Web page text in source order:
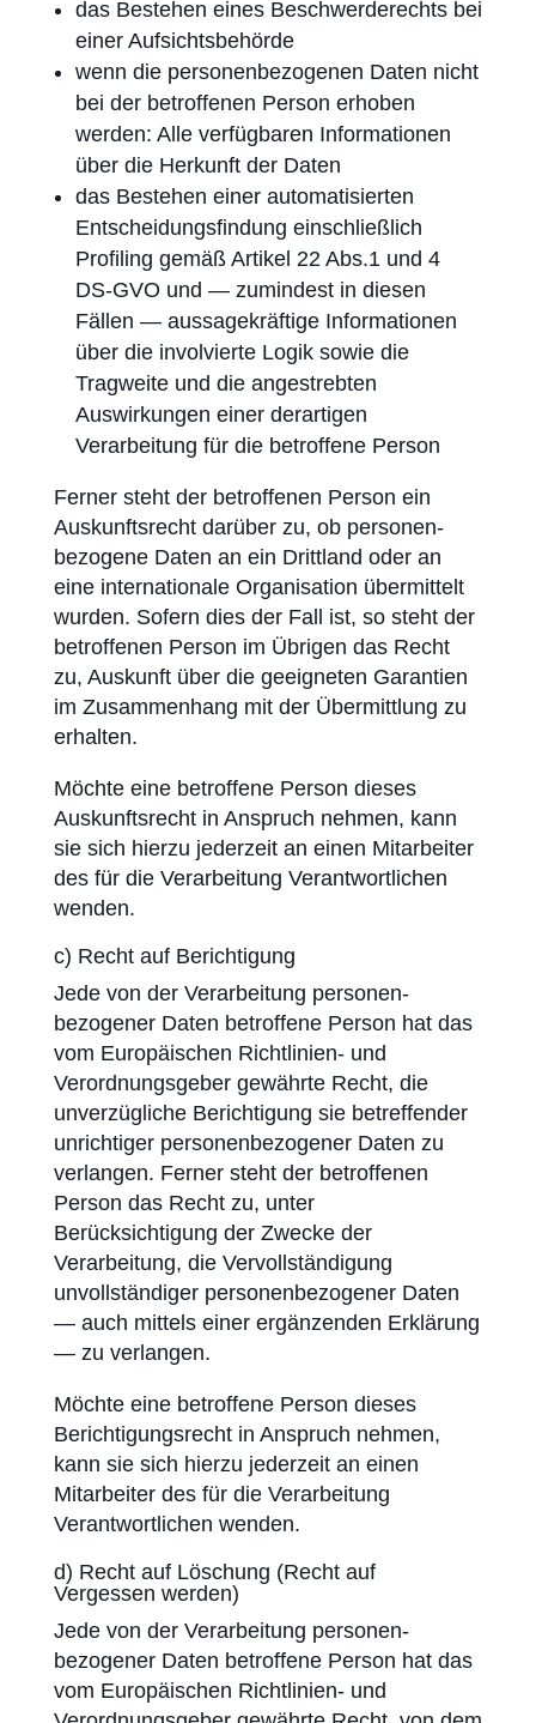
das Bestehen eines Beschwerderechts bei
einer Aufsichtsbehörde
wenn die personenbezogenen Daten nicht
bei der betroffenen Person erhoben
werden: Alle verfügbaren Informationen
über die Herkunft der Daten
das Bestehen einer automatisierten
Entscheidungs­findung einschließlich
Profiling gemäß Artikel 22 Abs.1 und 4
DS-GVO und — zumindest in diesen
Fällen — aussage­kräftige Informationen
über die involvierte Logik sowie die
Tragweite und die angestrebten
Auswirkungen einer derartigen
Verarbeitung für die betroffene Person
Ferner steht der betroffenen Person ein
Auskunftsrecht darüber zu, ob personen­
bezogene Daten an ein Drittland oder an
eine internationale Organisation übermittelt
wurden. Sofern dies der Fall ist, so steht der
betroffenen Person im Übrigen das Recht
zu, Auskunft über die geeigneten Garantien
im Zusammenhang mit der Übermittlung zu
erhalten.
Möchte eine betroffene Person dieses
Auskunftsrecht in Anspruch nehmen, kann
sie sich hierzu jederzeit an einen Mitarbeiter
des für die Verarbeitung Verantwortlichen
wenden.
c) Recht auf Berichtigung
Jede von der Verarbeitung personen­
bezogener Daten betroffene Person hat das
vom Europäischen Richtlinien- und
Verordnungs­geber gewährte Recht, die
unverzügliche Berichtigung sie betreffender
unrichtiger personen­bezogener Daten zu
verlangen. Ferner steht der betroffenen
Person das Recht zu, unter
Berücksichtigung der Zwecke der
Verarbeitung, die Vervoll­ständigung
unvollständiger personen­bezogener Daten
— auch mittels einer ergänzenden Erklärung
— zu verlangen.
Möchte eine betroffene Person dieses
Berichtigungsrecht in Anspruch nehmen,
kann sie sich hierzu jederzeit an einen
Mitarbeiter des für die Verarbeitung
Verantwortlichen wenden.
d) Recht auf Löschung (Recht auf
Vergessen werden)
Jede von der Verarbeitung personen­
bezogener Daten betroffene Person hat das
vom Europäischen Richtlinien- und